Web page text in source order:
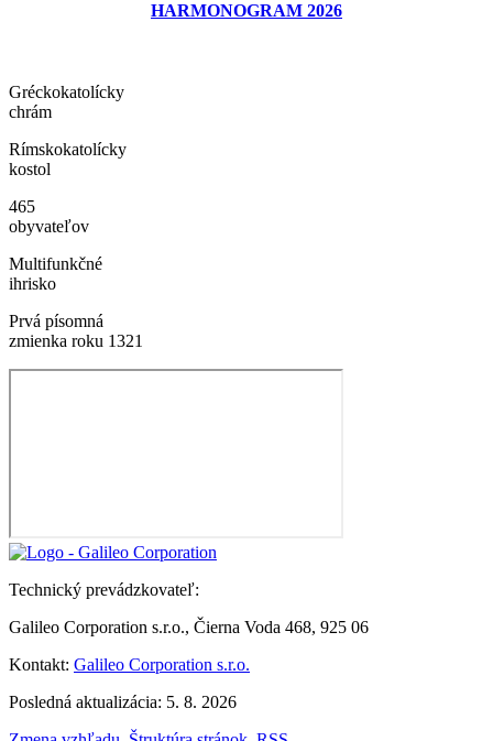
HARMONOGRAM 2026
Gréckokatolícky
chrám
Rímskokatolícky
kostol
465
obyvateľov
Multifunkčné
ihrisko
Prvá písomná
zmienka roku 1321
Technický prevádzkovateľ:
Galileo Corporation s.r.o., Čierna Voda 468, 925 06
Kontakt: Galileo Corporation s.r.o.
Posledná aktualizácia: 5. 8. 2026